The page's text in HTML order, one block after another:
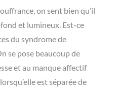
on sent bien qu’il
et lumineux. Est-ce
du syndrome de
se pose beaucoup de
et au manque affectif
est séparée de